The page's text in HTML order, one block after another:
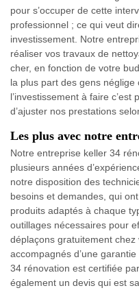
pour s’occuper de cette
professionnel ; ce qui veut
investissement. Notre
réaliser vos travaux de
cher, en fonction de votre
la plus part des gens
l’investissement à faire
d’ajuster nos prestations
Les plus avec notre
Notre entreprise keller 34
plusieurs années
notre disposition des
besoins et demandes, qui
produits adaptés à chaque
outillages nécessaires pour
déplaçons gratuitement
accompagnés d’une
34 rénovation est certifiée
également un devis qui est